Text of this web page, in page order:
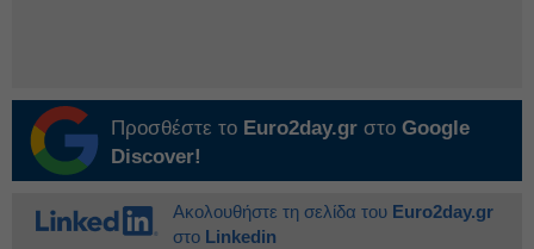
Προσθέστε το Euro2day.gr στο Google
Discover!
Ακολουθήστε τη σελίδα του Euro2day.gr
στο Linkedin